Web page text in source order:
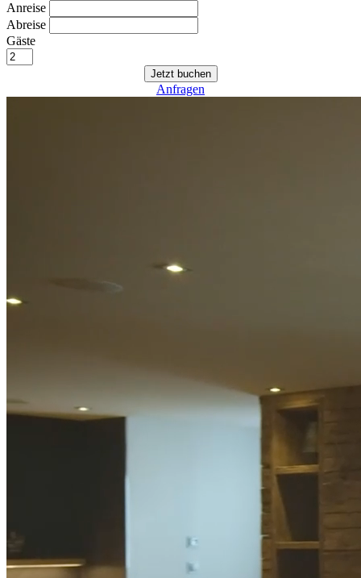
Anreise
Abreise
Gäste
Jetzt buchen
Anfragen